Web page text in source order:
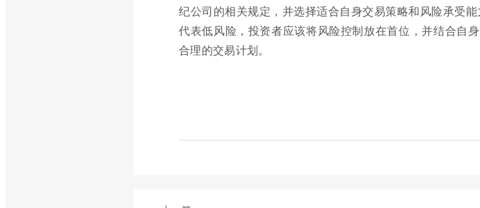
纪公司的相关规定，并选择适合自身交易策略和风险承受
代表低风险，投资者应该将风险控制放在首位，并结合自
合理的交易计划。